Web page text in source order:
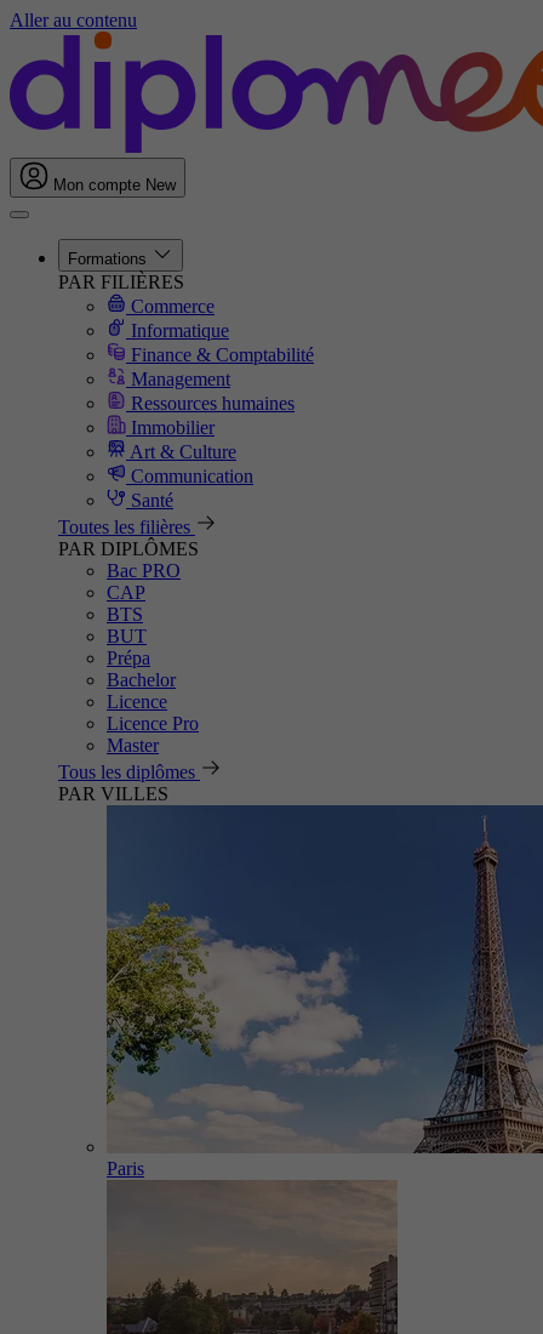
Aller au contenu
Mon compte New
Formations
PAR FILIÈRES
Commerce
Informatique
Finance & Comptabilité
Management
Ressources humaines
Immobilier
Art & Culture
Communication
Santé
Toutes les filières
PAR DIPLÔMES
Bac PRO
CAP
BTS
BUT
Prépa
Bachelor
Licence
Licence Pro
Master
Tous les diplômes
PAR VILLES
Paris